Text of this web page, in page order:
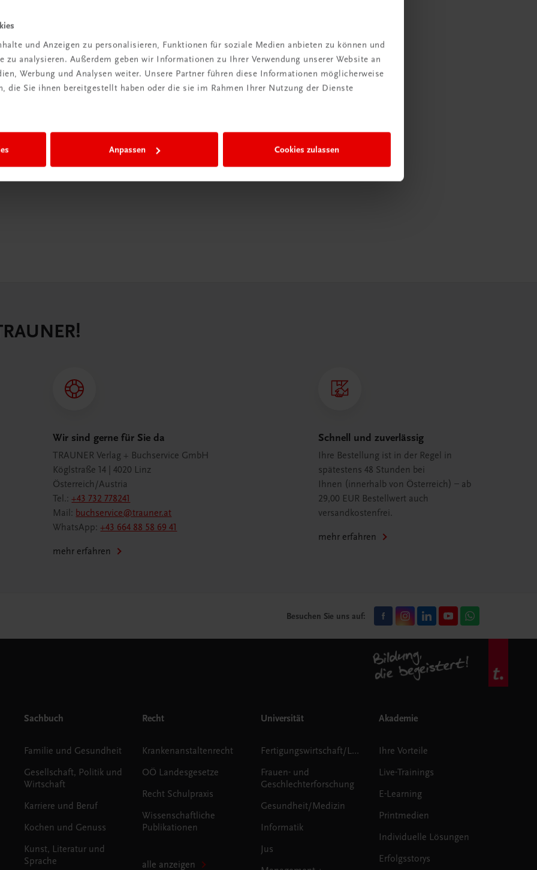
und Anzeigen zu personalisieren, Funktionen für soziale Medien anbieten zu können und
zu analysieren. Außerdem geben wir Informationen zu Ihrer Verwendung unserer Website an
Werbung und Analysen weiter. Unsere Partner führen diese Informationen möglicherweise
die Sie ihnen bereitgestellt haben oder die sie im Rahmen Ihrer Nutzung der Dienste
Anpassen Cookies zulassen
der
eine
Wir sind gerne für Sie da
TRAUNER Verlag + Buchservice GmbH
Köglstraße 14 | 4020 Linz
Österreich/Austria
Tel.:+43 732 778241
Mail: buchservice@trauner.at
WhatsApp:+43 664 88 58 69 41
mehr erfahren
Schnell und zuverlässig
Ihre Bestellung ist in der Regel in
spätestens 48 Stunden bei
Ihnen (innerhalb von Österreich) – ab
29,00 EUR Bestellwert auch
versandkostenfrei.
mehr erfahren
Besuchen Sie uns auf:
Sachbuch
Familie und Gesundheit
Gesellschaft, Politik und
Wirtschaft
Karriere und Beruf
Kochen und Genuss
Kunst, Literatur und
Sprache
Recht
Krankenanstaltenrecht
OÖ Landesgesetze
Recht Schulpraxis
Wissenschaftliche
Publikationen
alle anzeigen
Universität
Fertigungswirtschaft/Logistik
Frauen- und
Geschlechterforschung
Gesundheit/Medizin
Informatik
Jus
Akademie
Ihre Vorteile
Live-Trainings
E-Learning
Printmedien
Individuelle Lösungen
Erfolgsstorys